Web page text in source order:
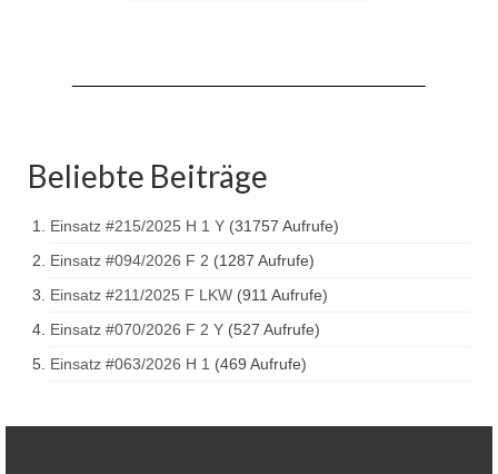
Löschgruppenfahrzeug LF 20 KatS
Tanklöschfahrzeug TLF 16/24 Tr
Gerätewagen Gefahrgut GW-G
GDekonP-LKW
Beliebte Beiträge
Einsatz #215/2025 H 1 Y (31757 Aufrufe)
Einsatz #094/2026 F 2 (1287 Aufrufe)
Einsatz #211/2025 F LKW (911 Aufrufe)
Einsatz #070/2026 F 2 Y (527 Aufrufe)
Einsatz #063/2026 H 1 (469 Aufrufe)